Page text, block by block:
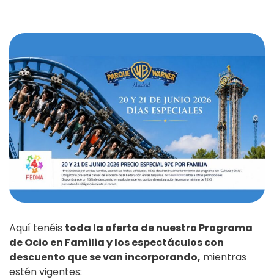
Aquí tenéis toda la oferta de nuestro Programa
de Ocio en Familia y los espectáculos con
descuento que se van incorporando, mientras
estén vigentes: